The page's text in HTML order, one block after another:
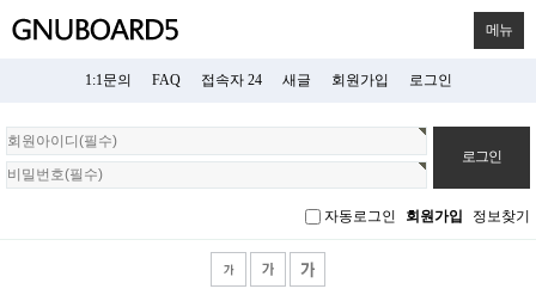
메뉴
1:1문의 FAQ 접속자 24 새글 회원가입 로그인
회
원
로
자동로그인 회원가입 정보찾기